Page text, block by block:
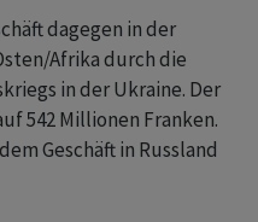
dagegen in der
Afrika durch die
in der Ukraine. Der
542 Millionen Franken.
Geschäft in Russland